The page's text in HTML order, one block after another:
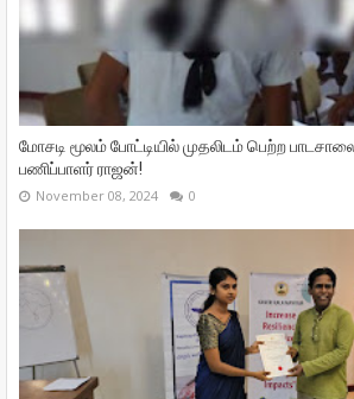
மோசடி மூலம் போட்டியில் முதலிடம் பெற்ற
பணிப்பாளர் ராஜன்!
November 08, 2024 0